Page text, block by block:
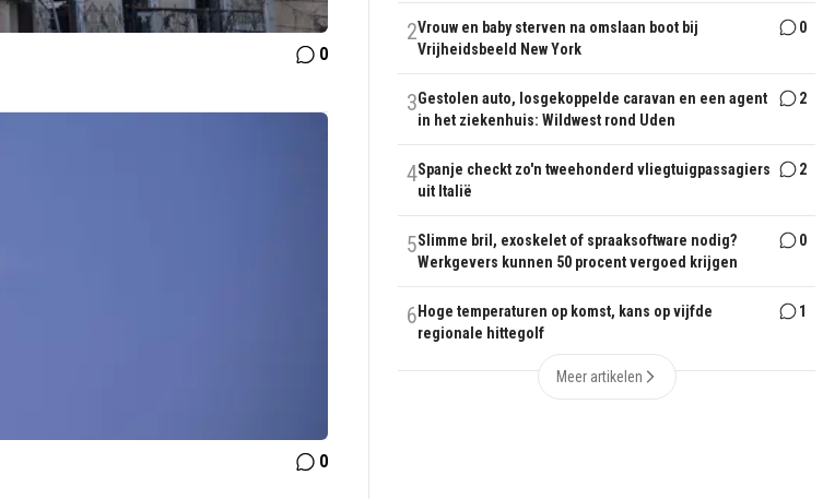
0
0
2Vrouw en baby sterven na omslaan boot bij
Vrijheidsbeeld New York
0
3Gestolen auto, losgekoppelde caravan en een agent
in het ziekenhuis: Wildwest rond Uden
2
4Spanje checkt zo'n tweehonderd vliegtuigpassagiers
uit Italië
2
5Slimme bril, exoskelet of spraaksoftware nodig?
Werkgevers kunnen 50 procent vergoed krijgen
0
6 Hoge temperaturen op komst, kans op vijfde
regionale hittegolf
1
Meer artikelen